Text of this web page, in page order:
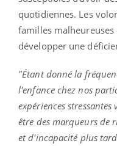
quotidiennes. Les
familles
développer une
"Étant donné la
l'enfance chez nos
expériences
être des marqueurs de
et d'incapacité plus